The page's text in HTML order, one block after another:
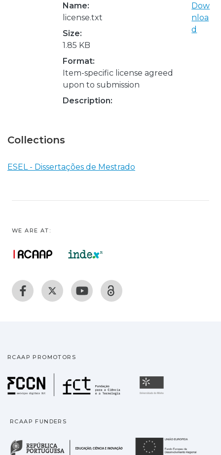
Name:
license.txt
Size:
1.85 KB
Format:
Item-specific license agreed
upon to submission
Description:
Dow
nloa
d
Collections
ESEL - Dissertações de Mestrado
WE ARE AT:
RCAAP PROMOTORS
Fundação para a
RCAAP FUNDERS
República Portuguesa